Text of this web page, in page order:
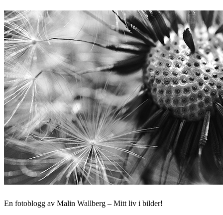
En fotoblogg av Malin Wallberg – Mitt liv i bilder!